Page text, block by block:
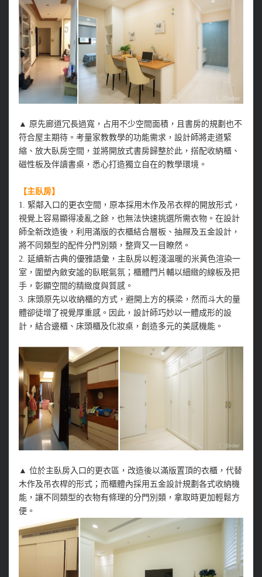
▲ 原先廊道冗長過寬，占用不少空間面積，且書房的規劃也不
符合屋主期待。考量家教教學的功能需求，設計師將走道緊
縮、放大臥房空間，並將開放式書房歸整於此，搭配收納櫃、
磁性板及伴讀書桌，悉心打造獨立自在的教學環境。
【主臥房】
1. 緊鄰入口的更衣空間，原本採用木作及吊衣桿的開放形式，
視覺上容易顯得凌亂之餘，也無法快速挑選所需衣物。在設計
師全新改造後，利用滿版的衣櫃結合層板、抽屜及五金設計，
將不同類型的配件分門別類，整齊又一目瞭然。
2. 延續新古典的優雅語彙，主臥房以輕淺溫暖的米黃色渲染一
室，圍塑內斂安謐的臥眠氣氛；櫃體門片輔以細緻的線板及把
手，彰顯空間的精緻度與質感。
3. 床頭原先以收納櫃的方式，避開上方的橫梁，然而斗大的量
體卻徒增了視覺厚重感。因此，設計師巧妙以一體成形的設
計，結合邊櫃、床頭櫃及化妝桌，創造多元的美感機能。
▲ 位於主臥房入口的更衣區，改造後以滿版置頂的衣櫃，代替
木作及吊衣桿的形式；而櫃體內採用五金設計規劃各式收納機
能，讓不同類型的衣物有條理的分門別類，拿取時更加輕鬆方
便。